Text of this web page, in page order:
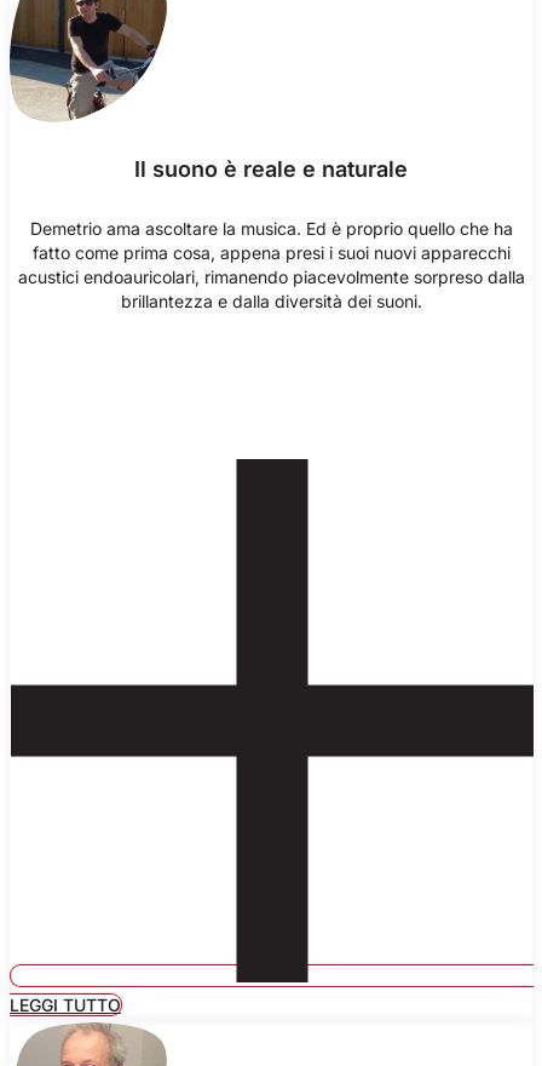
Il suono è reale e naturale
Demetrio ama ascoltare la musica. Ed è proprio quello che ha
fatto come prima cosa, appena presi i suoi nuovi apparecchi
acustici endoauricolari, rimanendo piacevolmente sorpreso dalla
brillantezza e dalla diversità dei suoni.
LEGGI TUTTO